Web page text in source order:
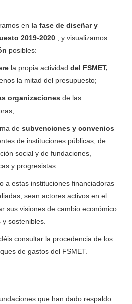
en la fase de diseñar y
2019-2020
, y visualizamos
posibles:
la propia actividad del FSMET,
la mitad del presupuesto;
organizaciones de las
de subvenciones y convenios
de instituciones públicas, de
social y de fundaciones,
y progresistas.
a estas instituciones financiadoras
sean actores activos en el
sus visiones de cambio económico
sostenibles.
consultar la procedencia de los
de gastos del FSMET.
que han dado respaldo